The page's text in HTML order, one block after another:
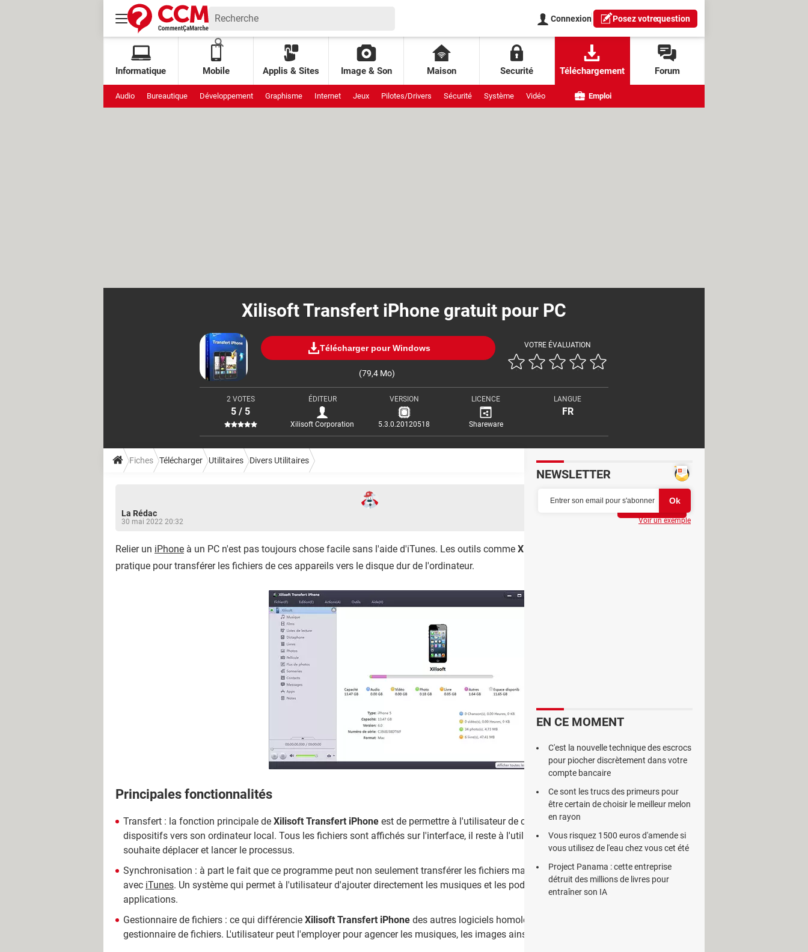
Connexion Posez votrequestion
Informatique Mobile Applis & Sites Image & Son Maison Securité Téléchargement Forum
Audio Bureautique Développement Graphisme Internet Jeux Pilotes/Drivers Sécurité Système Vidéo Emploi
Xilisoft Transfert iPhone gratuit pour PC
Télécharger pour Windows
(79,4 Mo)
VOTRE ÉVALUATION
2 VOTES
5 / 5
ÉDITEUR
Xilisoft Corporation
VERSION
5.3.0.20120518
LICENCE
Shareware
LANGUE
FR
Fiches Télécharger Utilitaires Divers Utilitaires
La Rédac
30 mai 2022 20:32
Relier un iPhone à un PC n'est pas toujours chose facile sans l'aide d'iTunes. Les outils comme Xilisoft Transfert iPhone
pratique pour transférer les fichiers de ces appareils vers le disque dur de l'ordinateur.
Principales fonctionnalités
Transfert : la fonction principale de Xilisoft Transfert iPhone est de permettre à l'utilisateur de copier les fichiers stockés sur ces
dispositifs vers son ordinateur local. Tous les fichiers sont affichés sur l'interface, il reste à l'utilisateur de sélectionner les fichiers qu'il
souhaite déplacer et lancer le processus.
Synchronisation : à part le fait que ce programme peut non seulement transférer les fichiers mais également travailler en harmonie
avec iTunes. Un système qui permet à l'utilisateur d'ajouter directement les musiques et les podcasts dans iTunes ainsi que certaines
applications.
Gestionnaire de fichiers : ce qui différencie Xilisoft Transfert iPhone des autres logiciels homologues, c'est qu'il peut faire
gestionnaire de fichiers. L'utilisateur peut l'employer pour agencer les musiques, les images ainsi que les messages et les contacts.
NEWSLETTER
Voir un exemple
EN CE MOMENT
C'est la nouvelle technique des escrocs
pour piocher discrètement dans votre
compte bancaire
Ce sont les trucs des primeurs pour
être certain de choisir le meilleur melon
en rayon
Vous risquez 1500 euros d'amende si
vous utilisez de l'eau chez vous cet été
Project Panama : cette entreprise
détruit des millions de livres pour
entraîner son IA